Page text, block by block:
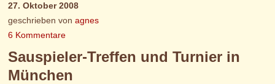
27. Oktober 2008
geschrieben vonagnes
6 Kommentare
Sauspieler-Treffen und Turnier in
München